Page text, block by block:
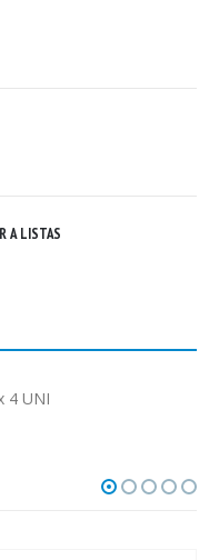
A LISTAS
4 UNI